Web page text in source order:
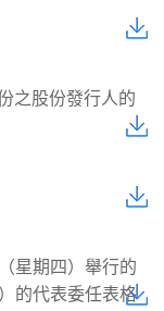
之股份發行人的
星期四）舉行的
的代表委任表格